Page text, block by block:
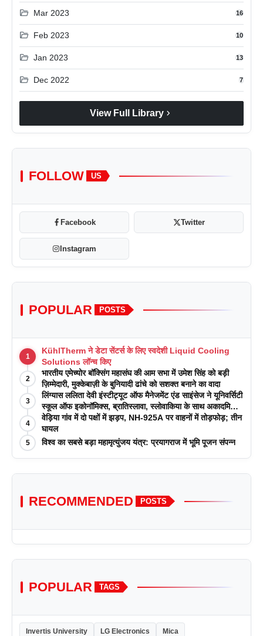
folder_open Mar 2023 16
folder_open Feb 2023 10
folder_open Jan 2023 13
folder_open Dec 2022 7
View Full Library chevron_right
FOLLOW US
Facebook Twitter
Instagram
POPULAR POSTS
1
KühlTherm ने डेटा सेंटर्स के लिए स्वदेशी Liquid Cooling
Solutions लॉन्च किए
2
भारतीय एमेच्योर बॉक्सिंग महासंघ की आम सभा में उमेश सिंह को बड़ी
ज़िम्मेदारी, मुक्केबाज़ी के बुनियादी ढांचे को सशक्त बनाने का वादा
3
लिंग्यास ललिता देवी इंस्टीट्यूट ऑफ मैनेजमेंट एंड साइंसेज ने यूनिवर्सिटी
स्कूल ऑफ इकोनॉमिक्स, ब्रातिस्लावा, स्लोवाकिया के साथ अकादमिक
पत्रिकाओं में प्रकाशन रणनीतियों पर एक दिवसीय कार्यशाला का
आयोजन किया
4
वेड़िया गांव में दो पक्षों में झड़प, NH-925A पर वाहनों में तोड़फोड़; तीन
घायल
5 विश्व का सबसे बड़ा महामृत्युंजय यंत्र: प्रयागराज में भूमि पूजन संपन्न
RECOMMENDED POSTS
POPULAR TAGS
Invertis University LG Electronics Mica